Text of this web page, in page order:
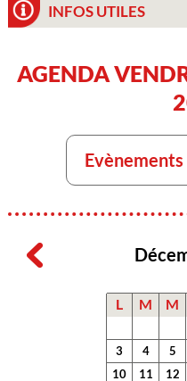
INFOS UTILES
AGENDA
Evènements
L M M
3
4 5
10
11 12